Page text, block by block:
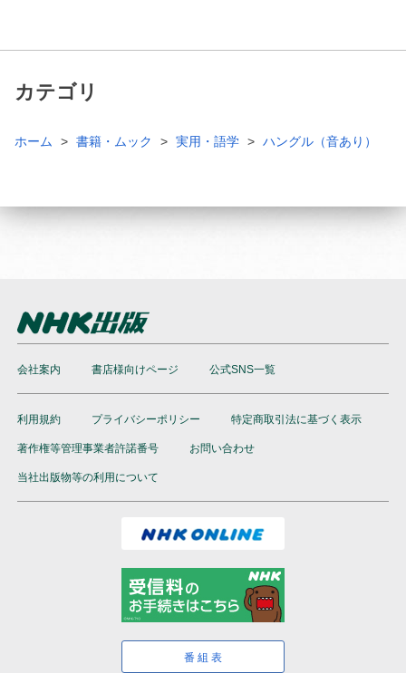
カテゴリ
ホーム 書籍・ムック 実用・語学 ハングル（音あり）
会社案内 書店様向けページ 公式SNS一覧
利用規約 プライバシーポリシー 特定商取引法に基づく表示
著作権等管理事業者許諾番号 お問い合わせ
当社出版物等の利用について
番組表